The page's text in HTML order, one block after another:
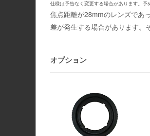
仕様は予告なく変更する場合があります。予
焦点距離が28mmのレンズであ
差が発生する場合があります。
オプション